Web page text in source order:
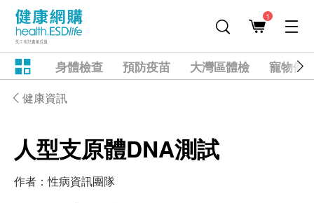
1
身體檢查 預防疫苗 大灣區體檢 寵物健
健康資訊
人型支原體DNA測試
作者：性病資訊團隊